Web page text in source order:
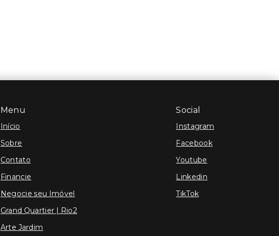
Menu
Início
Sobre
Contato
Financie
Negocie seu Imóvel
Grand Quartier | Rio2
Arte Jardim
Social
Instagram
Facebook
Youtube
Linkedin
TikTok